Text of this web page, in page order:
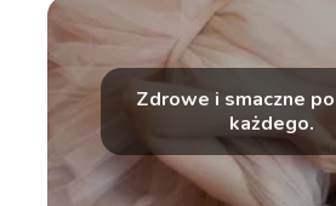
Zdrowe i smaczne
każdego.